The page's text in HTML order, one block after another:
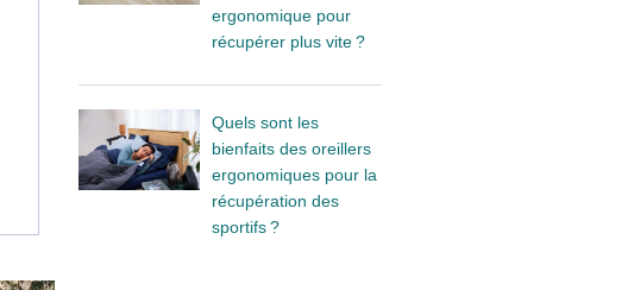
ergonomique pour
récupérer plus vite ?
Quels sont les
bienfaits des oreillers
ergonomiques pour la
récupération des
sportifs ?